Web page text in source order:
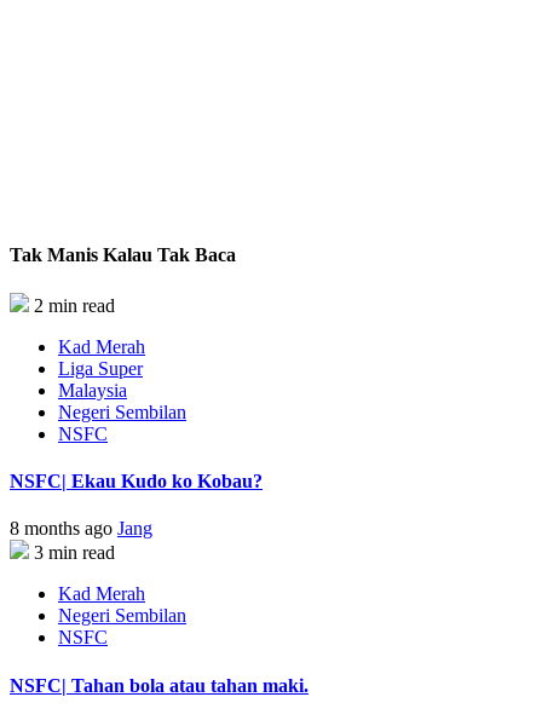
Tak Manis Kalau Tak Baca
2 min read
Kad Merah
Liga Super
Malaysia
Negeri Sembilan
NSFC
NSFC| Ekau Kudo ko Kobau?
8 months ago Jang
3 min read
Kad Merah
Negeri Sembilan
NSFC
NSFC| Tahan bola atau tahan maki.